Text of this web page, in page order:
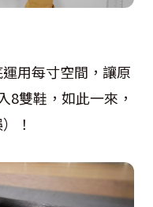
用每寸空間，讓原
8雙鞋，如此一來，
！